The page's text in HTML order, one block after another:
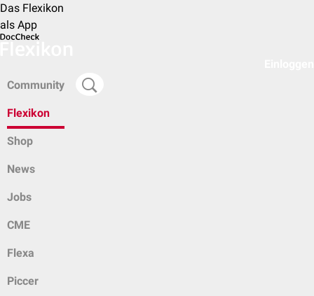
Das Flexikon
als App
Community
Flexikon
Shop
News
Jobs
CME
Flexa
Piccer